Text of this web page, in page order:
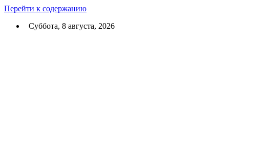
Перейти к содержанию
Суббота, 8 августа, 2026